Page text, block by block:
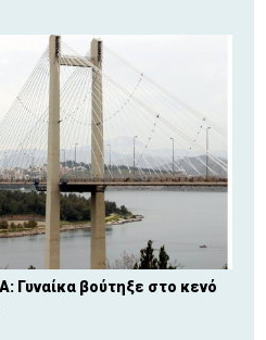
Γυναίκα βούτηξε στο κενό